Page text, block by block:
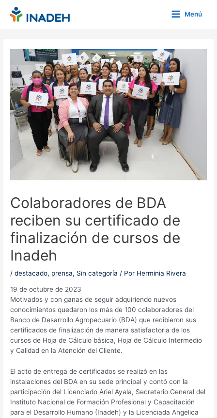
Menú
Colaboradores de BDA
reciben su certificado de
finalización de cursos de
Inadeh
/destacado, prensa, Sin categoría / Por Herminia Rivera
19 de octubre de 2023
Motivados y con ganas de seguir adquiriendo nuevos
conocimientos quedaron los más de 100 colaboradores del
Banco de Desarrollo Agropecuario (BDA) que recibieron sus
certificados de finalización de manera satisfactoria de los
cursos de Hoja de Cálculo básica, Hoja de Cálculo Intermedio
y Calidad en la Atención del Cliente.
El acto de entrega de certificados se realizó en las
instalaciones del BDA en su sede principal y contó con la
participación del Licenciado Ariel Ayala, Secretario General del
Instituto Nacional de Formación Profesional y Capacitación
para el Desarrollo Humano (Inadeh) y la Licenciada Angelica